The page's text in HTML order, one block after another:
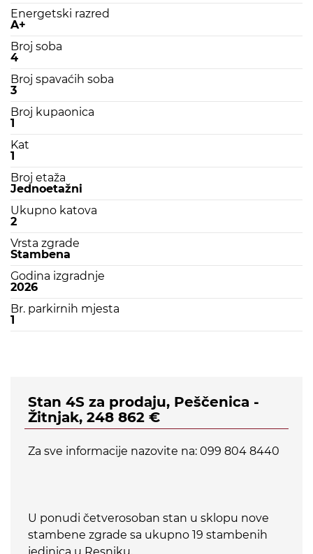
Energetski razred
A+
Broj soba
4
Broj spavaćih soba
3
Broj kupaonica
1
Kat
1
Broj etaža
Jednoetažni
Ukupno katova
2
Vrsta zgrade
Stambena
Godina izgradnje
2026
Br. parkirnih mjesta
1
Stan 4S za prodaju, Peščenica -
Žitnjak, 248 862 €
Za sve informacije nazovite na: 099 804 8440
U ponudi četverosoban stan u sklopu nove
stambene zgrade sa ukupno 19 stambenih